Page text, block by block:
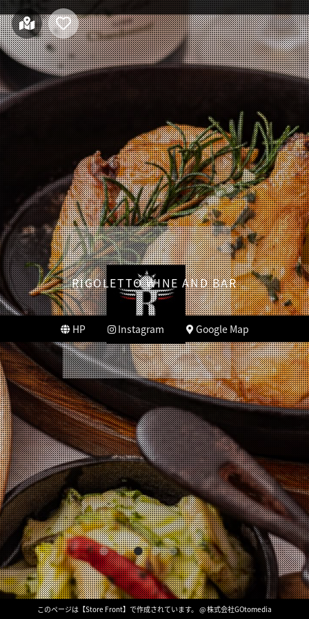
RIGOLETTO WINE AND BAR
HP Instagram Google Map
このページは【Store Front】で作成されています。 @ 株式会社GOtomedia